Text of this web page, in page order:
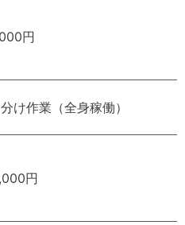
円
け作業（全身稼働）
円